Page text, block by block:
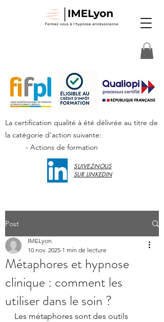
SUIVEZ-NOUS
SUR LINKEDIN
La certification qualité à été délivrée au titre de
la catégorie d'action suivante:
- Actions de formation
Post
Métaphores et hypnose
clinique : comment les
utiliser dans le soin ?
IMELyon
10 nov. 2025 1 min de lecture
Les métaphores sont des outils